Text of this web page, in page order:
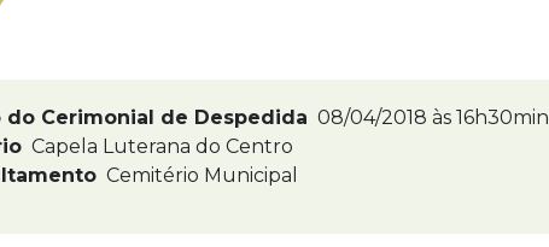
do Cerimonial de Despedida 08/04/2018 às 16h30min
Capela Luterana do Centro
Cemitério Municipal